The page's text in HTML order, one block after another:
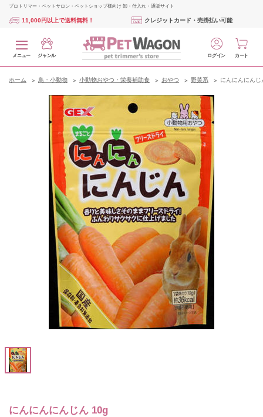
プロトリマー・ペットサロン・ペットショップ様向け 卸・仕入れ・通販サイト
11,000円以上で送料無料！ クレジットカード・売掛払い可能
メニュー ジャンル ログイン カート
ホーム 鳥・小動物 小動物おやつ・栄養補助食 おやつ 野菜系 にんにんにん
にんにんにんじん 10g